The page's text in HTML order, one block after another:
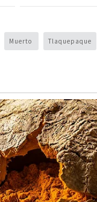
Muerto Tlaquepaque